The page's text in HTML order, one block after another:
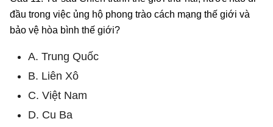
đầu trong việc ủng hộ phong trào cách mạng thế giới và
bảo vệ hòa bình thế giới?
A. Trung Quốc
B. Liên Xô
C. Việt Nam
D. Cu Ba